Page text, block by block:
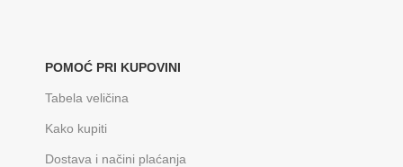
POMOĆ PRI KUPOVINI
Tabela veličina
Kako kupiti
Dostava i načini plaćanja